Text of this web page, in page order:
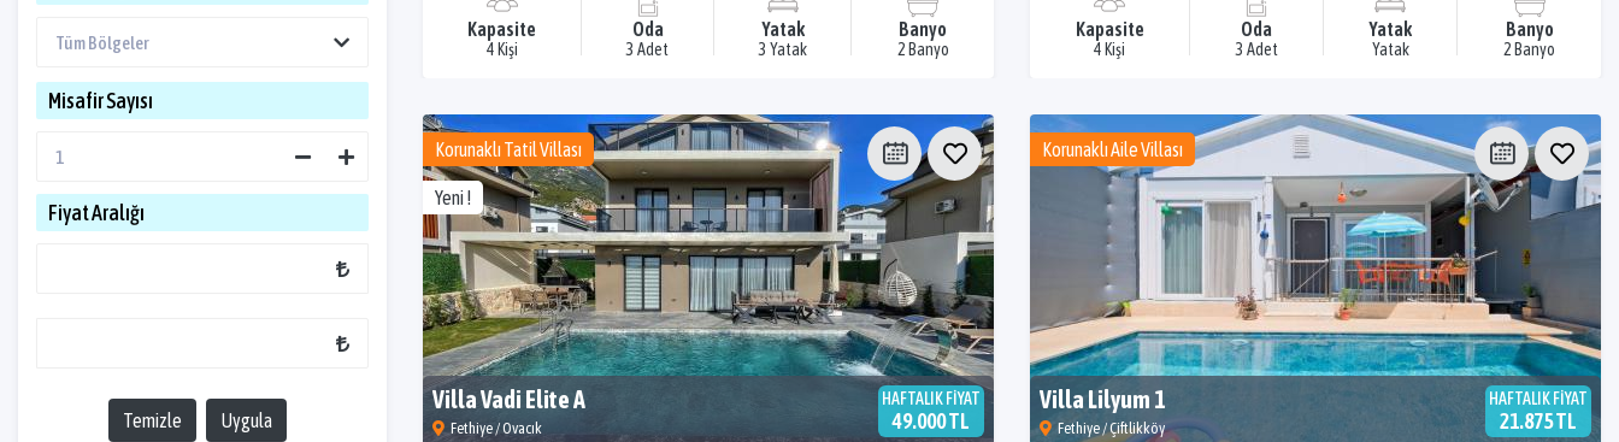
Misafir Sayısı
Fiyat Aralığı
Temizle Uygula
Kapasite
4 Kişi
Oda
3 Adet
Yatak
3 Yatak
Banyo
2 Banyo
Kapasite
4 Kişi
Oda
3 Adet
Yatak
Yatak
Banyo
2 Banyo
Korunaklı Tatil Villası
Yeni !
Villa Vadi Elite A
Fethiye / Ovacık
HAFTALIK FİYAT
49.000 TL
Korunaklı Aile Villası
Villa Lilyum 1
Fethiye / Çiftlikköy
HAFTALIK FİYAT
21.875 TL